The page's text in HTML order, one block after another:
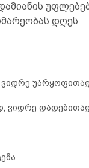
დღეს
ვიდრე